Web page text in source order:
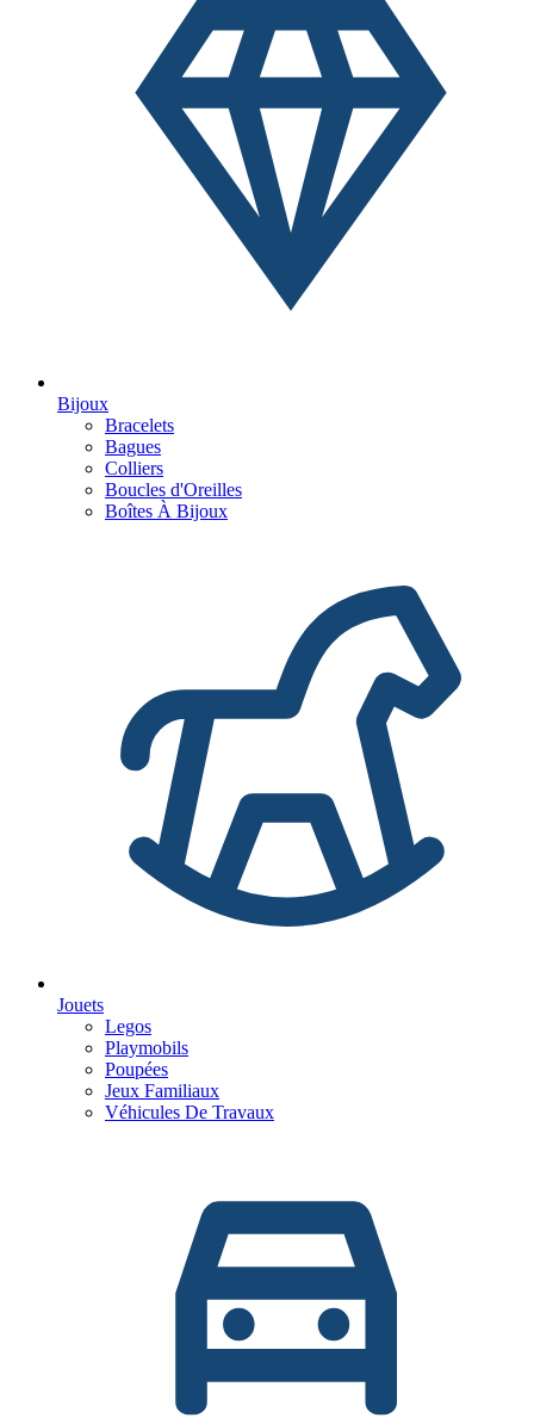
Bijoux
Bracelets
Bagues
Colliers
Boucles d'Oreilles
Boîtes À Bijoux
Jouets
Legos
Playmobils
Poupées
Jeux Familiaux
Véhicules De Travaux